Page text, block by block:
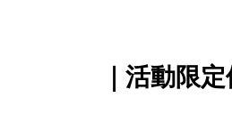
｜活動限定